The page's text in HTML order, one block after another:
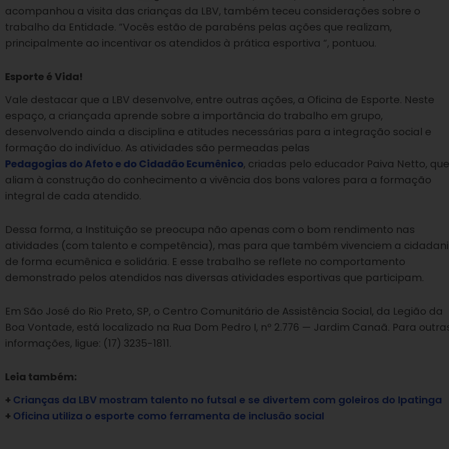
acompanhou a visita das crianças da LBV, também teceu considerações sobre o
trabalho da Entidade. “Vocês estão de parabéns pelas ações que realizam,
principalmente ao incentivar os atendidos à prática esportiva “, pontuou.
Esporte é Vida!
Vale destacar que a LBV desenvolve, entre outras ações, a Oficina de Esporte. Neste
espaço, a criançada aprende sobre a importância do trabalho em grupo,
desenvolvendo ainda a disciplina e atitudes necessárias para a integração social e
formação do indivíduo. As atividades são permeadas pelas
Pedagogias do Afeto e do Cidadão Ecumênico, criadas pelo educador Paiva Netto, que
aliam à construção do conhecimento a vivência dos bons valores para a formação
integral de cada atendido.
Dessa forma, a Instituição se preocupa não apenas com o bom rendimento nas
atividades (com talento e competência), mas para que também vivenciem a
de forma ecumênica e solidária. E esse trabalho se reflete no comportamento
demonstrado pelos atendidos nas diversas atividades esportivas que participam.
Em São José do Rio Preto, SP, o Centro Comunitário de Assistência Social, da Legião da
Boa Vontade, está localizado na Rua Dom Pedro I, nº 2.776 — Jardim Canaã. Para
informações, ligue: (17) 3235-1811.
Leia também:
+ Crianças da LBV mostram talento no futsal e se divertem com goleiros do Ipatinga
+ Oficina utiliza o esporte como ferramenta de inclusão social